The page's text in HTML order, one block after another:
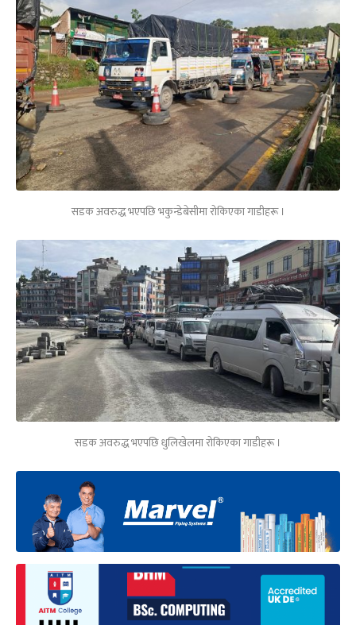
सडक अवरुद्ध भएपछि भकुन्डेबेसीमा रोकिएका गाडीहरू ।
सडक अवरुद्ध भएपछि धुलिखेलमा रोकिएका गाडीहरू ।